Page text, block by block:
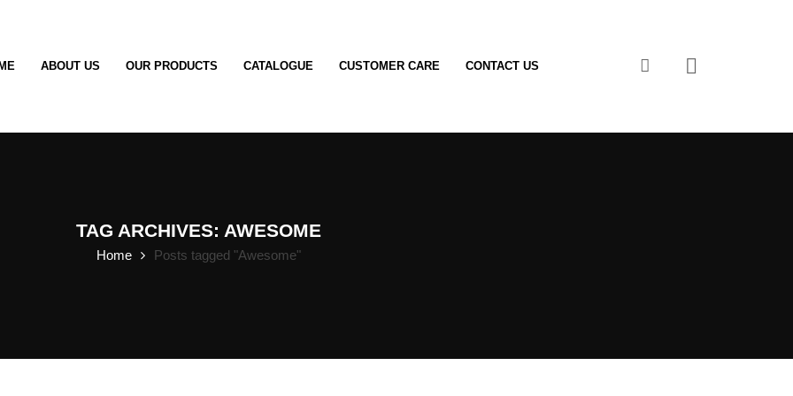
ABOUT US OUR PRODUCTS CATALOGUE CUSTOMER CARE CONTACT US
TAG ARCHIVES: AWESOME
Home Posts tagged "Awesome"